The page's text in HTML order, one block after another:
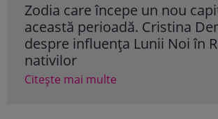
Zodia care începe un nou
această perioadă. Cristina
despre influența Lunii Noi în
nativilor
Citește mai multe